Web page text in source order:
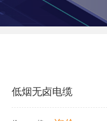
低烟无卤电缆